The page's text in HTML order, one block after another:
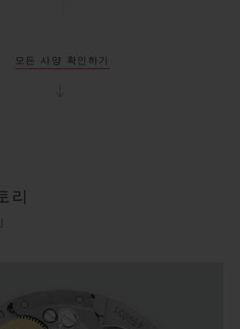
모든 사양 확인하기
리